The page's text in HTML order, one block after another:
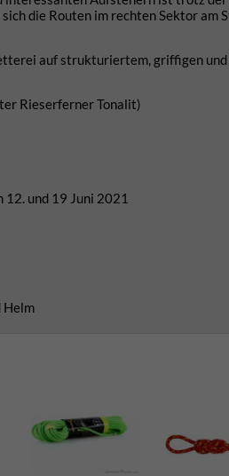
die Routen im rechten Sektor am
auf strukturiertem, griffigen
Rieserferner Tonalit)
12. und 19 Juni 2021
Helm